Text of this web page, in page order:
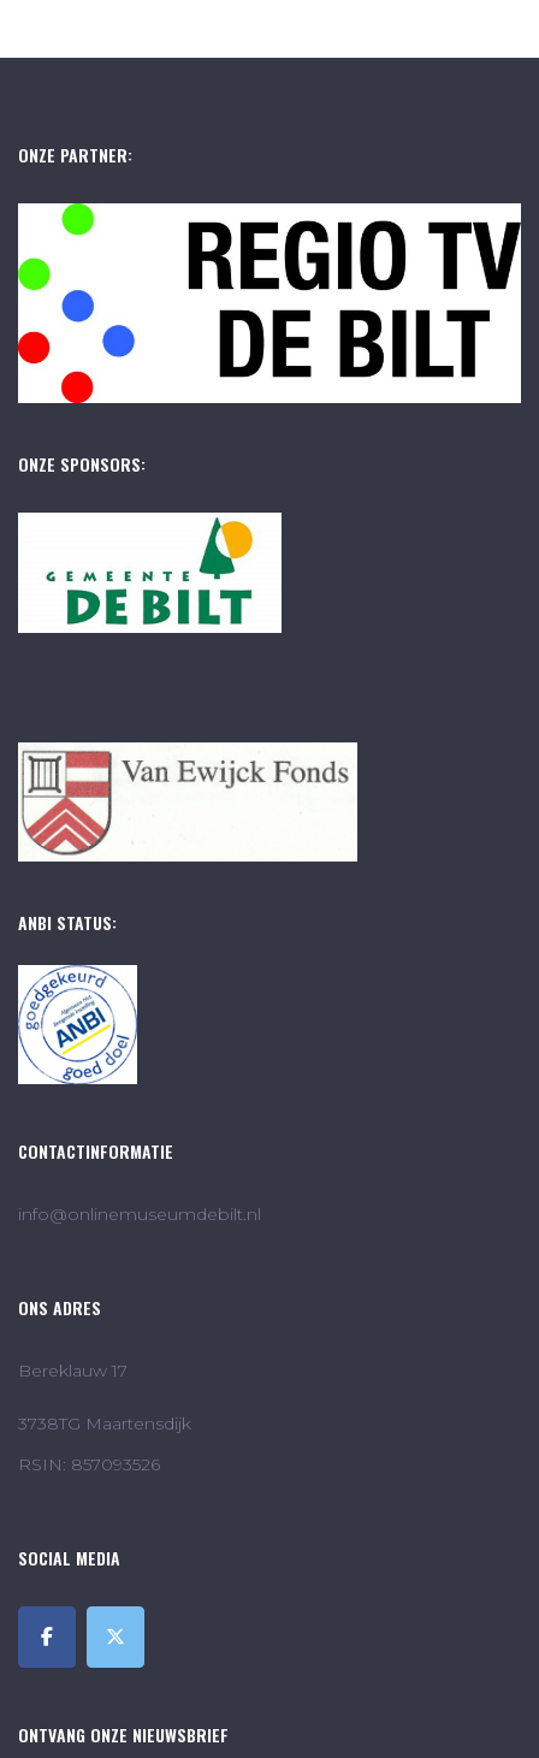
ONZE PARTNER:
ONZE SPONSORS:
ANBI STATUS:
CONTACTINFORMATIE
info@onlinemuseumdebilt.nl
ONS ADRES
Bereklauw 17
3738TG Maartensdijk
RSIN: 857093526
SOCIAL MEDIA
ONTVANG ONZE NIEUWSBRIEF